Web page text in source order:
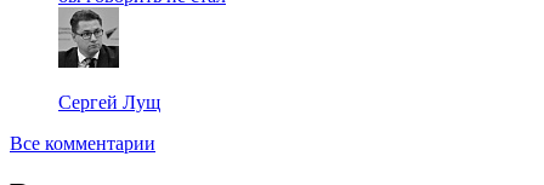
Сергей Лущ
Все комментарии